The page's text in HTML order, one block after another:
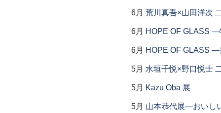
6月 荒川真吾×山田洋次
6月 HOPE OF GLASS
6月 HOPE OF GLASS
5月 水垣千悦×野口悦士
5月 Kazu Oba 展
5月 山本恭代展―おいし